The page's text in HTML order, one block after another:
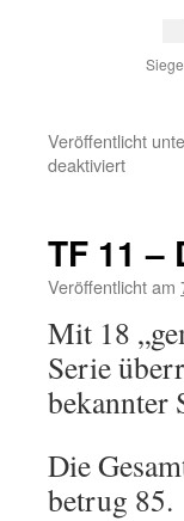
Veröffentlicht
deaktiviertfür
TF 11 –
Veröffentlicht am
Mit 18
Serie
bekannter
Die
betrug 85.